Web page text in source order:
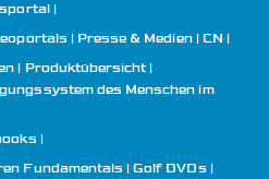
Presse & Medien
CN
| Produktübersicht
des Menschen im
Fundamentals
Golf DVDs